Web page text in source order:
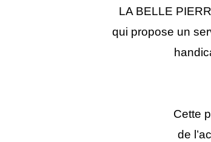
LA BELLE
qui propose un
Cette
de